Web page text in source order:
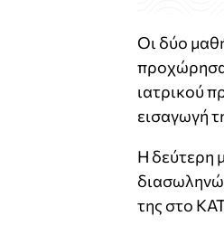
Οι δύο
ιατρικού
εισαγωγή
Η δεύτερη
της στο